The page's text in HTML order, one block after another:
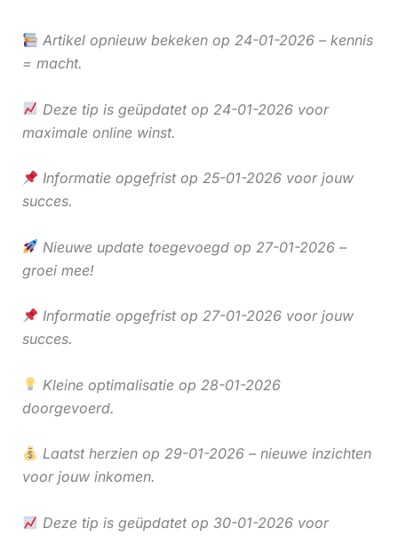
Artikel opnieuw bekeken op 24-01-2026 – kennis
= macht.
Deze tip is geüpdatet op 24-01-2026 voor
maximale online winst.
Informatie opgefrist op 25-01-2026 voor jouw
succes.
Nieuwe update toegevoegd op 27-01-2026 –
groei mee!
Informatie opgefrist op 27-01-2026 voor jouw
succes.
Kleine optimalisatie op 28-01-2026
doorgevoerd.
Laatst herzien op 29-01-2026 – nieuwe inzichten
voor jouw inkomen.
Deze tip is geüpdatet op 30-01-2026 voor